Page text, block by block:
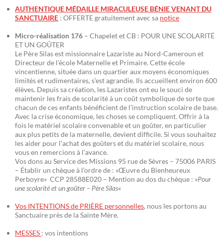
AUTHENTIQUE MÉDAILLE MIRACULEUSE BÉNIE VENANT DU
SANCTUAIRE : OFFERTE gratuitement avec sa notice
Micro-réalisation 176 – Chapelet et CB : POUR UNE SCOLARITÉ
ET UN GOÛTER
Le Père Silas est missionnaire Lazariste au Nord-Cameroun et
Directeur de l’école Maternelle et Primaire. Cette école
vincentienne, située dans un quartier aux moyens économiques
limités et rudimentaires, s’est agrandie. Ils accueillent environ 600
élèves. Depuis sa création, les Lazaristes ont eu le souci de
maintenir les frais de scolarité à un coût symbolique de sorte que
chacun de ces enfants bénéficient de l’instruction scolaire de base.
Avec la crise économique, les choses se compliquent. Offrir à la
fois le matériel scolaire convenable et un goûter, en particulier
aux plus petits de la maternelle, devient difficile. Si vous souhaitez
les aider pour l’achat des goûters et du matériel scolaire, nous
vous en remercions à l’avance.
Vos dons au Service des Missions 95 rue de Sèvres – 75006 PARIS
– Établir un chèque à l’ordre de : «Œuvre du Bienheureux
Perboyre» CCP 28588E020 – Mention au dos du chèque : »Pour
une scolarité et un goûter – Père Silas«
Vos INTENTIONS de PRIÈRE personnelles, nous les portons au
Sanctuaire près de la Sainte Mère.
MESSES : vos intentions